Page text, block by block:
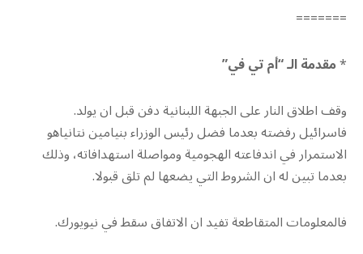
=======
*مقدمة الـ “أم تي في”
وقف اطلاق النار على الجبهة اللبنانية دفن قبل ان يولد.
فاسرائيل رفضته بعدما فضل رئيس الوزراء بنيامين نتانياهو
الاستمرار في اندفاعته الهجومية ومواصلة استهدافاته، وذلك
بعدما تبين له ان الشروط التي يضعها لم تلق قبولا.
فالمعلومات المتقاطعة تفيد ان الاتفاق سقط في نيويورك.